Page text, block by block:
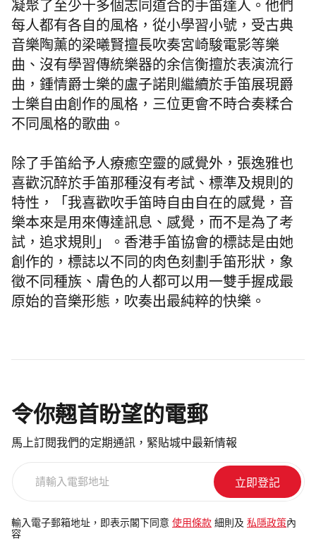
凝聚了至少十多個志同道合的手笛達人。他們
每人都有各自的風格，從小學習小號，受古典
音樂陶薰的梁曦賢擅長吹奏宮崎駿電影等樂
曲、沒有學習傳統樂器的余信衡擅於表演流行
曲，鍾情爵士樂的盧子諾則繼續於手笛展現爵
士樂自由創作的風格，三位更會不時合奏糅合
不同風格的歌曲。
除了手笛給予人療癒空靈的感覺外，張逸雅也
喜歡沉醉於手笛那種沒有考試、標準及規則的
特性，「我喜歡吹手笛時自由自在的感覺，音
樂本來是用來傳達訊息、感覺，而不是為了考
試，追求規則」。香港手笛協會的標誌是由她
創作的，標誌以不同的肉色刻劃手笛形狀，象
徵不同種族、膚色的人都可以用一雙手握成最
原始的音樂形態，吹奏出最純粹的快樂。
令你翹首盼望的電郵
馬上訂閱我們的定期通訊，緊貼城中最新情報
電
郵
輸入電子郵箱地址，即表示閣下同意 使用條款 細則及 私隱政策內
容